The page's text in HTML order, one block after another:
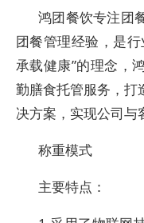
鸿团餐饮专注团
团餐管理经验，是
承载健康”的理念，
勤膳食托管服务，打
决方案，实现公司与
称重模式
主要特点：